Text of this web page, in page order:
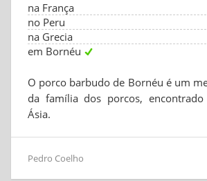
na França
no Peru
na Grecia
em Bornéu
O porco barbudo de Bornéu é um
da família dos porcos,
Ásia.
Pedro Coelho